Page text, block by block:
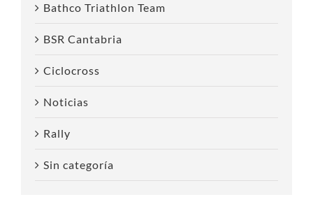
Bathco Triathlon Team
BSR Cantabria
Ciclocross
Noticias
Rally
Sin categoría